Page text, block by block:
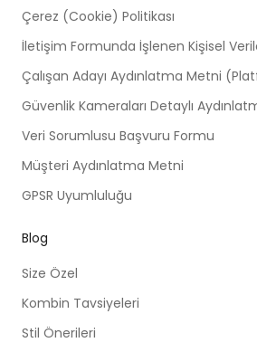
Çerez (Cookie) Politikası
İletişim Formunda İşlenen Kişisel
Çalışan Adayı Aydınlatma Metni
Güvenlik Kameraları Detaylı
Veri Sorumlusu Başvuru Formu
Müşteri Aydınlatma Metni
GPSR Uyumluluğu
Blog
Size Özel
Kombin Tavsiyeleri
Stil Önerileri